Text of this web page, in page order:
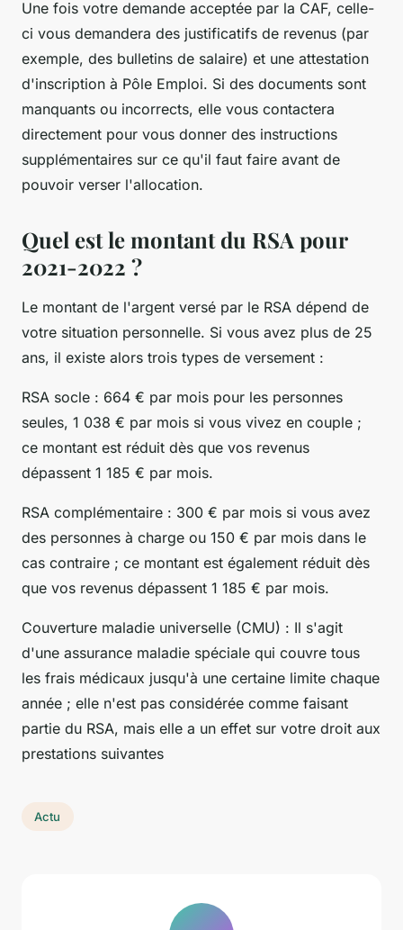
Une fois votre demande acceptée par la CAF, celle-
ci vous demandera des justificatifs de revenus (par
exemple, des bulletins de salaire) et une attestation
d'inscription à Pôle Emploi. Si des documents sont
manquants ou incorrects, elle vous contactera
directement pour vous donner des instructions
supplémentaires sur ce qu'il faut faire avant de
pouvoir verser l'allocation.
Quel est le montant du RSA pour
2021-2022 ?
Le montant de l'argent versé par le RSA dépend de
votre situation personnelle. Si vous avez plus de 25
ans, il existe alors trois types de versement :
RSA socle : 664 € par mois pour les personnes
seules, 1 038 € par mois si vous vivez en couple ;
ce montant est réduit dès que vos revenus
dépassent 1 185 € par mois.
RSA complémentaire : 300 € par mois si vous avez
des personnes à charge ou 150 € par mois dans le
cas contraire ; ce montant est également réduit dès
que vos revenus dépassent 1 185 € par mois.
Couverture maladie universelle (CMU) : Il s'agit
d'une assurance maladie spéciale qui couvre tous
les frais médicaux jusqu'à une certaine limite chaque
année ; elle n'est pas considérée comme faisant
partie du RSA, mais elle a un effet sur votre droit aux
prestations suivantes
Actu